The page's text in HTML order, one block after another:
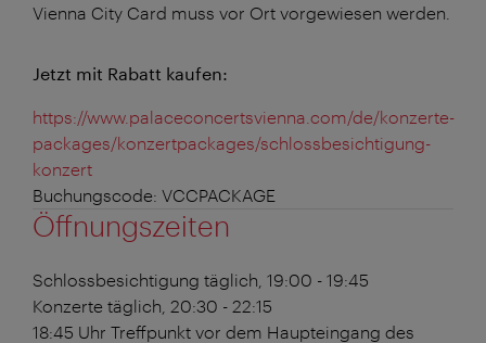
Vienna City Card muss vor Ort vorgewiesen werden.
Jetzt mit Rabatt kaufen:
https://www.palaceconcertsvienna.com/de/konzerte-
packages/konzertpackages/schlossbesichtigung-
konzert
Buchungscode: VCCPACKAGE
Öffnungszeiten
Schlossbesichtigung täglich, 19:00 - 19:45
Konzerte täglich, 20:30 - 22:15
18:45 Uhr Treffpunkt vor dem Haupteingang des